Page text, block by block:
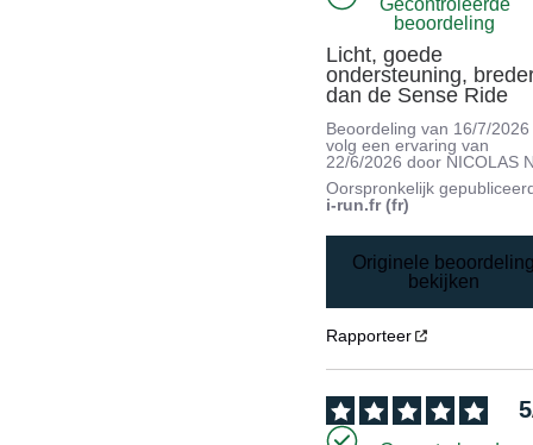
beoordeling
Licht, goede
ondersteuning,
dan de Sense Ride
Beoordeling van 16/7/2026
volg een ervaring van
22/6/2026 door NICOLAS
Oorspronkelijk
i-run.fr (fr)
Originele
bekijken
Rapporteer
5